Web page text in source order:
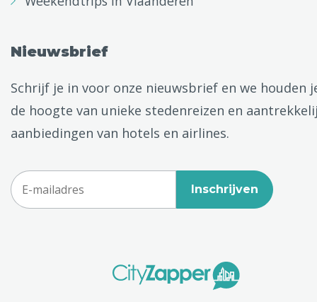
Nieuwsbrief
Schrijf je in voor onze nieuwsbrief en we houden
de hoogte van unieke stedenreizen en
aanbiedingen van hotels en airlines.
Inschrijven